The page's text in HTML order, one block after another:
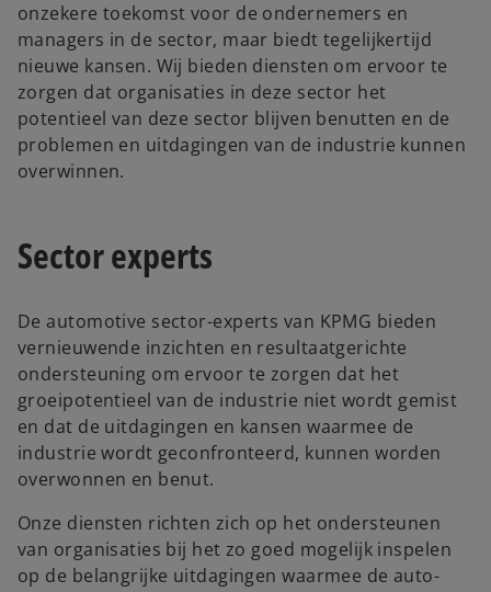
onzekere toekomst voor de ondernemers en
managers in de sector, maar biedt tegelijkertijd
nieuwe kansen. Wij bieden diensten om ervoor te
zorgen dat organisaties in deze sector het
potentieel van deze sector blijven benutten en de
problemen en uitdagingen van de industrie kunnen
overwinnen.
Sector experts
De automotive sector-experts van KPMG bieden
vernieuwende inzichten en resultaatgerichte
ondersteuning om ervoor te zorgen dat het
groeipotentieel van de industrie niet wordt gemist
en dat de uitdagingen en kansen waarmee de
industrie wordt geconfronteerd, kunnen worden
overwonnen en benut.
Onze diensten richten zich op het ondersteunen
van organisaties bij het zo goed mogelijk inspelen
op de belangrijke uitdagingen waarmee de auto-